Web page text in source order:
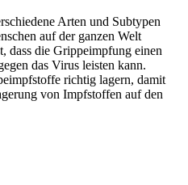
Arten und Subtypen
auf der ganzen Welt
dass die Grippeimpfung einen
das Virus leisten kann.
richtig lagern, damit
von Impfstoffen auf den